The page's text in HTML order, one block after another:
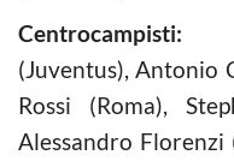
Centrocampisti:
(Juventus), Antonio
Rossi (Roma),
Alessandro Florenzi